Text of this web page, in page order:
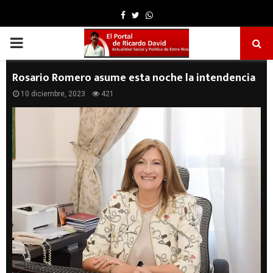
Facebook
TwitterWhatsapp
PRIMARY
MENU
Rosario Romero asume esta noche la intendencia
10 diciembre, 2023 421